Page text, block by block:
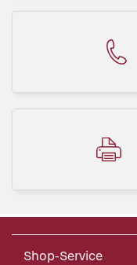
Shop-Service